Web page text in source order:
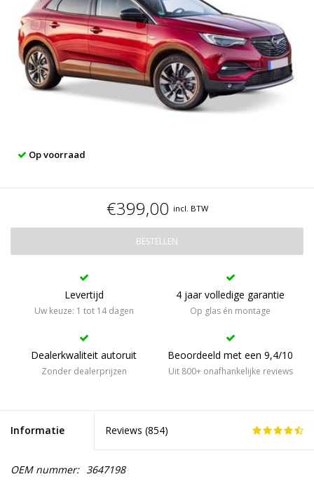
Op voorraad
€399,00 incl. BTW
BESTELLEN
Levertijd
Uw keuze: 1 tot 14 dagen
4 jaar volledige garantie
Op glas én montage
Dealerkwaliteit autoruit
Zonder dealerprijzen
Beoordeeld met een 9,4/10
Uit 800+ onafhankelijke reviews
Informatie Reviews (854)
OEM nummer: 3647198